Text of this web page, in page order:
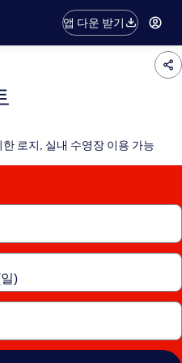
앱 다운 받기
로지, 실내 수영장 이용 가능